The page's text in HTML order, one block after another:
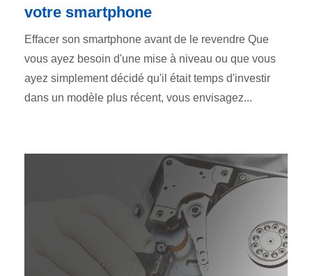
votre smartphone
Effacer son smartphone avant de le revendre Que
vous ayez besoin d'une mise à niveau ou que vous
ayez simplement décidé qu'il était temps d'investir
dans un modèle plus récent, vous envisagez...